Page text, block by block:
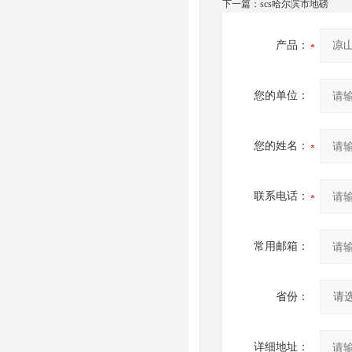
下一篇： scs哈尔滨市地磅
产品：
您的单位：
您的姓名：
联系电话：
常用邮箱：
省份：
详细地址：